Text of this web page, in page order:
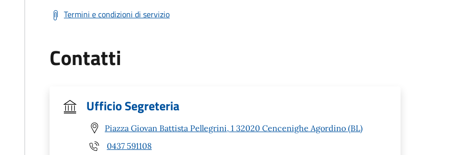
Termini e condizioni di servizio
Contatti
Ufficio Segreteria
Piazza Giovan Battista Pellegrini, 1 32020 Cencenighe Agordino (BL)
0437 591108